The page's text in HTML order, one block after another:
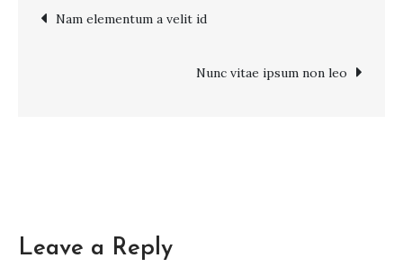
eros
Post
navigation
Nam elementum a velit id
Nunc vitae ipsum non leo
Leave a Reply